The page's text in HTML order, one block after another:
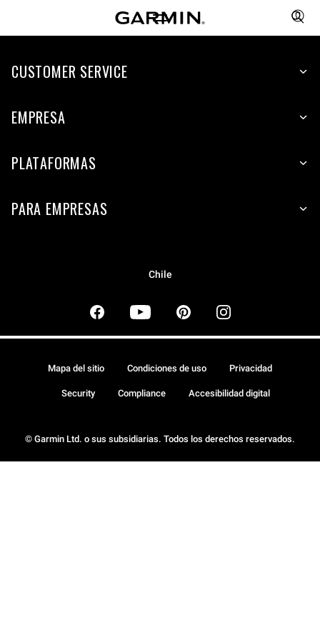
CUSTOMER SERVICE
EMPRESA
PLATAFORMAS
PARA EMPRESAS
Chile
© Garmin Ltd. o sus subsidiarias. Todos los derechos reservados.
Mapa del sitio Condiciones de uso Privacidad
Security Compliance Accesibilidad digital